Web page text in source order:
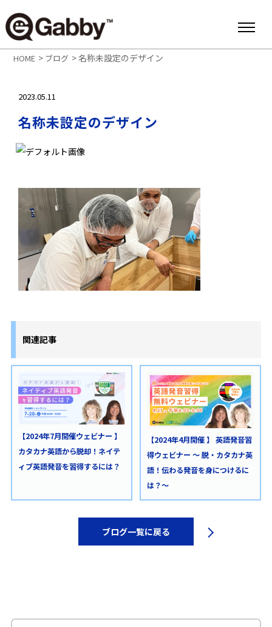
HOME > ブログ >名称未設定のデザイン
2023.05.11
名称未設定のデザイン
関連記事
【2024年7月開催ウェビナー 】
カタカナ英語から脱却！ネイテ
ィブ英語発音を習得するには？
【2024年4月開催 】 英語発音習
得ウェビナー ～ 脱・カタカナ英
語！伝わる発音を身につけるに
は？〜
ブログ一覧に戻る